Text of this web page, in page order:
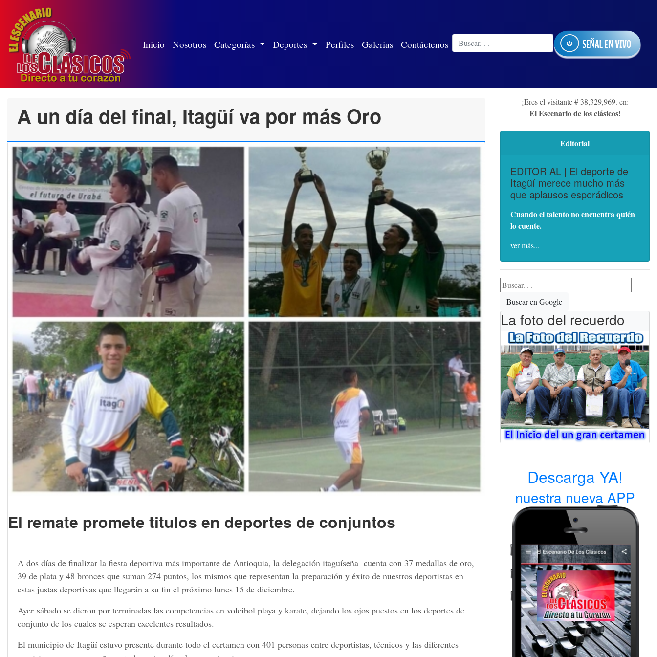
Inicio Nosotros(white)
Categorías Deportes Perfiles Galerias Contáctenos
A un día del final, Itagüí va por más Oro
El remate promete titulos en deportes de conjuntos
A dos días de finalizar la fiesta deportiva más importante de Antioquia, la delegación itaguíseña cuenta con 37 medallas de oro,
39 de plata y 48 bronces que suman 274 puntos, los mismos que representan la preparación y éxito de nuestros deportistas en
estas justas deportivas que llegarán a su fin el próximo lunes 15 de diciembre.
Ayer sábado se dieron por terminadas las competencias en voleibol playa y karate, dejando los ojos puestos en los deportes de
conjunto de los cuales se esperan excelentes resultados.
El municipio de Itagüí estuvo presente durante todo el certamen con 401 personas entre deportistas, técnicos y las diferentes
¡Eres el visitante # 38,329,969. en:
El Escenario de los clásicos!
Editorial
EDITORIAL | El deporte de
Itagüí merece mucho más
que aplausos esporádicos
Cuando el talento no encuentra quién
lo cuente.
ver más...
Buscar en Google
La foto del recuerdo
Descarga YA!
nuestra nueva APP